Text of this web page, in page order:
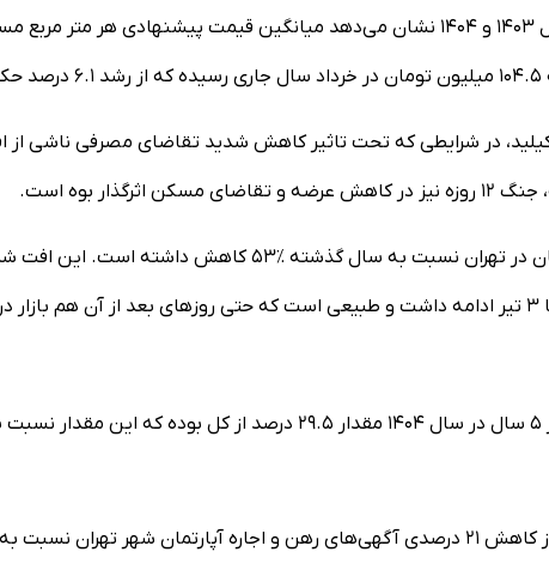
بررسی آگهی‌های فروش مسکن تهران در سال ۱۴۰۳ و ۱۴۰۴ نشان می‌دهد میانگین قیمت پیشنهادی
در شرایطی که تحت تاثیر کاهش شدید تقاضای مصرفی ناشی از
بوه است.
در خرداد ۱۴۰۳ تعداد آگهی‌های فروش آپارتمان در تهران نسبت به سال
۱۲ روزه ایران و رژیم صهیونیستی رخ داد که تا ۳ تیر ادامه داشت و طبیعی است که حتی روز‌های بعد از
تعداد آگهی‌های رهن و اجاره شهر تهران نیز از کاهش ۲۱ درصدی آگهی‌های رهن و اجاره آپارتمان